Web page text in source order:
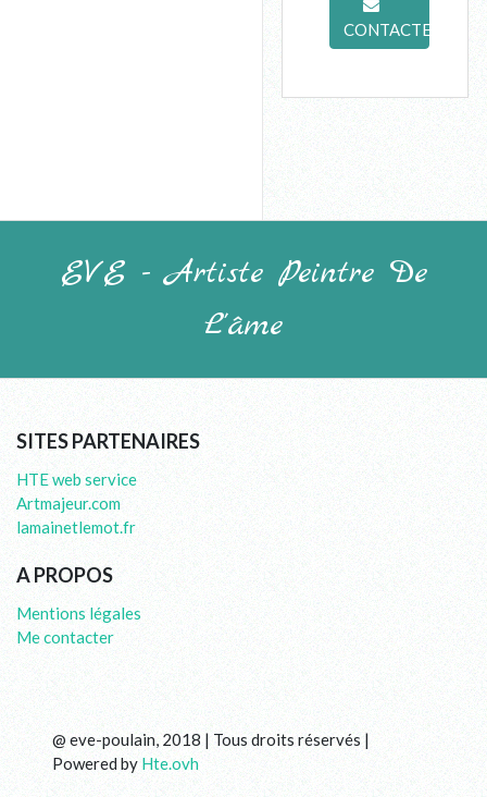
CONTACTER
EVE - Artiste Peintre De
L'âme
SITES PARTENAIRES
HTE web service
Artmajeur.com
lamainetlemot.fr
A PROPOS
Mentions légales
Me contacter
@ eve-poulain, 2018 | Tous droits réservés |
Powered by Hte.ovh